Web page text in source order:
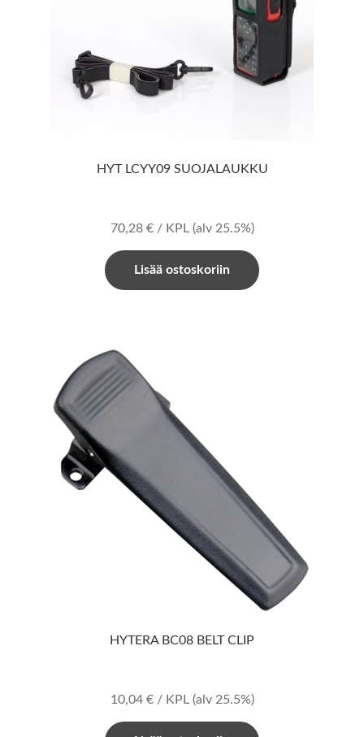
HYT LCYY09 SUOJALAUKKU
70,28 €/ KPL (alv 25.5%)
Lisää ostoskoriin
HYTERA BC08 BELT CLIP
10,04 €/ KPL (alv 25.5%)